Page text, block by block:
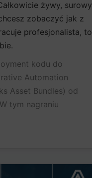
żywy, surowy
zobaczyć jak z
profesjonalista, to
kodu do
Automation
Asset Bundles) od
tym nagraniu